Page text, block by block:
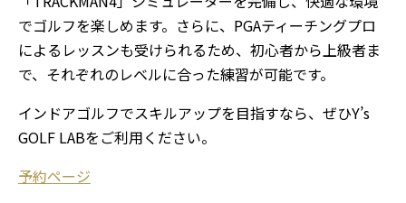
でゴルフを楽しめます。さらに、PGAティーチングプロ
によるレッスンも受けられるため、初心者から上級者ま
で、それぞれのレベルに合った練習が可能です。
インドアゴルフでスキルアップを目指すなら、ぜひY’s
GOLF LABをご利用ください。
予約ページ